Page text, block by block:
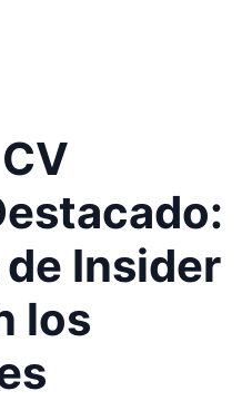
Insider
los